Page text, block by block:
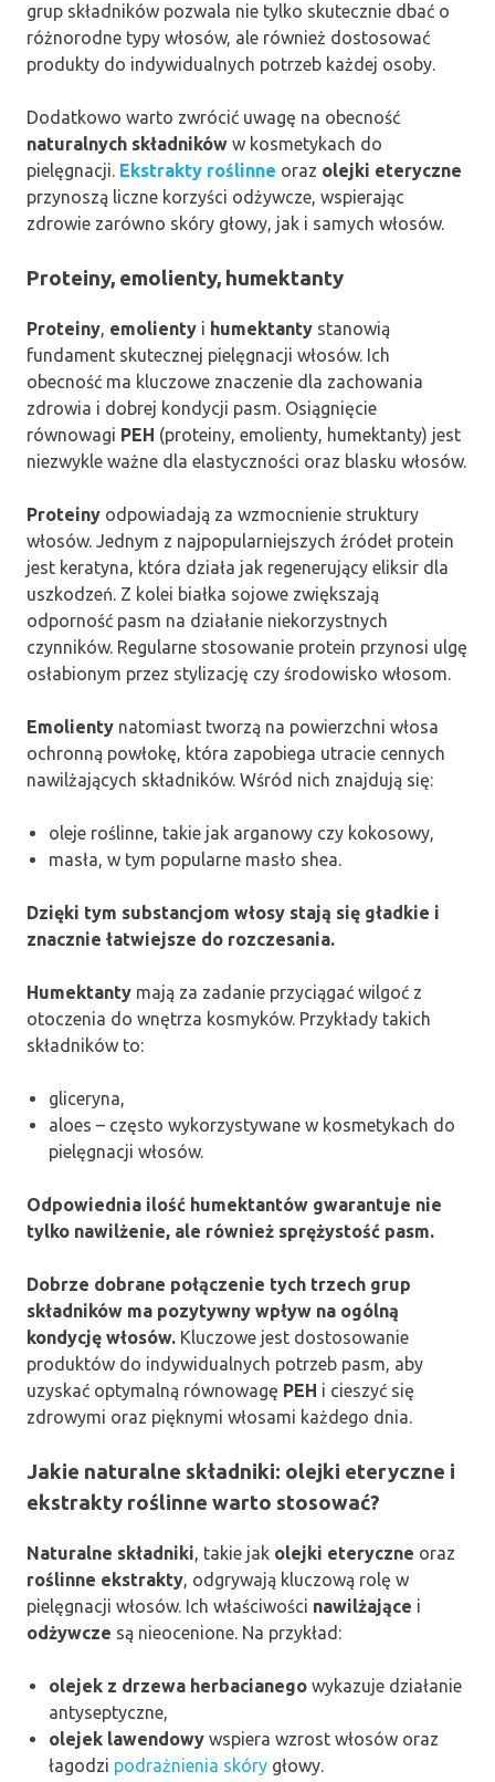
grup składników pozwala nie tylko skutecznie dbać o
różnorodne typy włosów, ale również dostosować
produkty do indywidualnych potrzeb każdej osoby.
Dodatkowo warto zwrócić uwagę na obecność
naturalnych składników w kosmetykach do
pielęgnacji. Ekstrakty roślinne oraz olejki eteryczne
przynoszą liczne korzyści odżywcze, wspierając
zdrowie zarówno skóry głowy, jak i samych włosów.
Proteiny, emolienty, humektanty
Proteiny, emolienty i humektanty stanowią
fundament skutecznej pielęgnacji włosów. Ich
obecność ma kluczowe znaczenie dla zachowania
zdrowia i dobrej kondycji pasm. Osiągnięcie
równowagi PEH (proteiny, emolienty, humektanty) jest
niezwykle ważne dla elastyczności oraz blasku włosów.
Proteiny odpowiadają za wzmocnienie struktury
włosów. Jednym z najpopularniejszych źródeł protein
jest keratyna, która działa jak regenerujący eliksir dla
uszkodzeń. Z kolei białka sojowe zwiększają
odporność pasm na działanie niekorzystnych
czynników. Regularne stosowanie protein przynosi ulgę
osłabionym przez stylizację czy środowisko włosom.
Emolienty natomiast tworzą na powierzchni włosa
ochronną powłokę, która zapobiega utracie cennych
nawilżających składników. Wśród nich znajdują się:
oleje roślinne, takie jak arganowy czy kokosowy,
masła, w tym popularne masło shea.
Dzięki tym substancjom włosy stają się gładkie i
znacznie łatwiejsze do rozczesania.
Humektanty mają za zadanie przyciągać wilgoć z
otoczenia do wnętrza kosmyków. Przykłady takich
składników to:
gliceryna,
aloes – często wykorzystywane w kosmetykach do
pielęgnacji włosów.
Odpowiednia ilość humektantów gwarantuje nie
tylko nawilżenie, ale również sprężystość pasm.
Dobrze dobrane połączenie tych trzech grup
składników ma pozytywny wpływ na ogólną
kondycję włosów. Kluczowe jest dostosowanie
produktów do indywidualnych potrzeb pasm, aby
uzyskać optymalną równowagę PEH i cieszyć się
zdrowymi oraz pięknymi włosami każdego dnia.
Jakie naturalne składniki: olejki eteryczne i
ekstrakty roślinne warto stosować?
Naturalne składniki, takie jak olejki eteryczne oraz
roślinne ekstrakty, odgrywają kluczową rolę w
pielęgnacji włosów. Ich właściwości nawilżające i
odżywcze są nieocenione. Na przykład:
olejek z drzewa herbacianego wykazuje działanie
antyseptyczne,
olejek lawendowy wspiera wzrost włosów oraz
łagodzi podrażnienia skóry głowy.